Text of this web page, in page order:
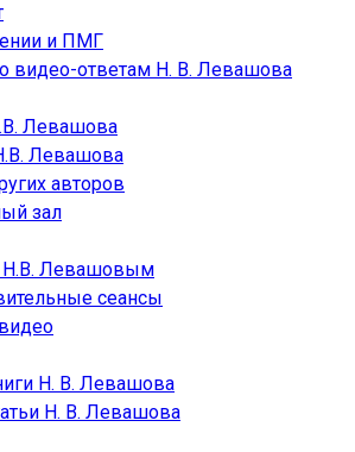
и ПМГ
видео-ответам Н. В. Левашова
Левашова
Левашова
авторов
зал
Н.В. Левашовым
сеансы
Н. В. Левашова
Н. В. Левашова